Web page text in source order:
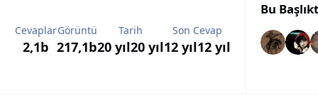
Cevaplar
2,1b
Görüntü
217,1b
Tarih
20 yıl20 yıl
Son Cevap
12 yıl12 yıl
Bu